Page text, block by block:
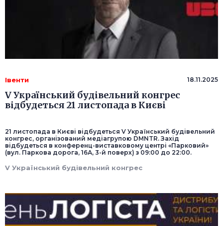
Івенти 18.11.2025
V Український будівельний конгрес
відбудеться 21 листопада в Києві
21 листопада в Києві відбудеться V Український будівельний
конгрес, організований медіагрупою DMNTR. Захід
відбудеться в конференц-виставковому центрі «Парковий»
(вул. Паркова дорога, 16А, 3-й поверх) з 09:00 до 22:00.
V Український будівельний конгрес